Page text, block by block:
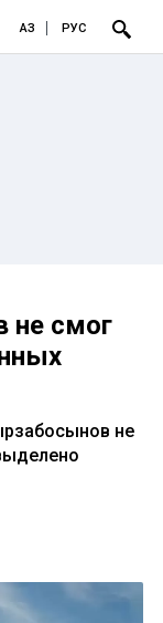
ҚАЗ РУС
не смог
не